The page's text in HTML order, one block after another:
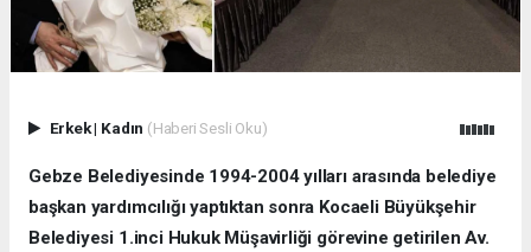
Erkek| Kadın (Haberi Sesli Oku)
Gebze Belediyesinde 1994-2004 yılları arasında belediye
başkan yardımcılığı yaptıktan sonra Kocaeli Büyükşehir
Belediyesi 1.inci Hukuk Müşavirliği görevine getirilen Av.